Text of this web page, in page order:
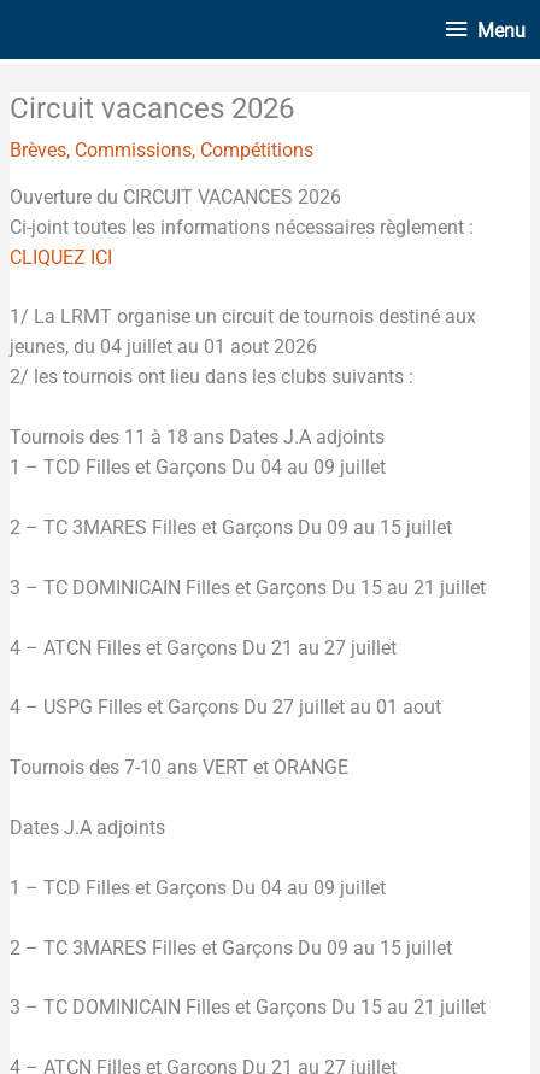
Menu
Menu
Circuit vacances 2026
Brèves, Commissions, Compétitions
Ouverture du CIRCUIT VACANCES 2026
Ci-joint toutes les informations nécessaires règlement :
CLIQUEZ ICI
1/ La LRMT organise un circuit de tournois destiné aux
jeunes, du 04 juillet au 01 aout 2026
2/ les tournois ont lieu dans les clubs suivants :
Tournois des 11 à 18 ans Dates J.A adjoints
1 – TCD Filles et Garçons Du 04 au 09 juillet
2 – TC 3MARES Filles et Garçons Du 09 au 15 juillet
3 – TC DOMINICAIN Filles et Garçons Du 15 au 21 juillet
4 – ATCN Filles et Garçons Du 21 au 27 juillet
4 – USPG Filles et Garçons Du 27 juillet au 01 aout
Tournois des 7-10 ans VERT et ORANGE
Dates J.A adjoints
1 – TCD Filles et Garçons Du 04 au 09 juillet
2 – TC 3MARES Filles et Garçons Du 09 au 15 juillet
3 – TC DOMINICAIN Filles et Garçons Du 15 au 21 juillet
4 – ATCN Filles et Garçons Du 21 au 27 juillet